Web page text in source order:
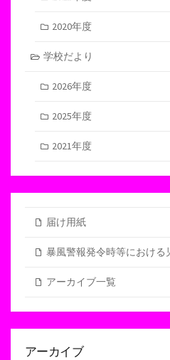
2020年度
学校だより
2026年度
2025年度
2021年度
届け用紙
暴風警報発令時等における
アーカイブ一覧
アーカイブ